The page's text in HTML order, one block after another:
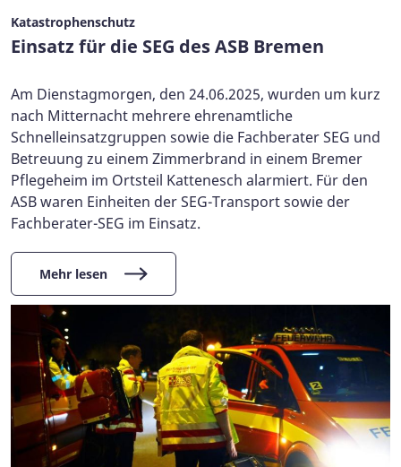
Katastrophenschutz
Einsatz für die SEG des ASB Bremen
Am Dienstagmorgen, den 24.06.2025, wurden um kurz
nach Mitternacht mehrere ehrenamtliche
Schnelleinsatzgruppen sowie die Fachberater SEG und
Betreuung zu einem Zimmerbrand in einem Bremer
Pflegeheim im Ortsteil Kattenesch alarmiert. Für den
ASB waren Einheiten der SEG-Transport sowie der
Fachberater-SEG im Einsatz.
Mehr lesen